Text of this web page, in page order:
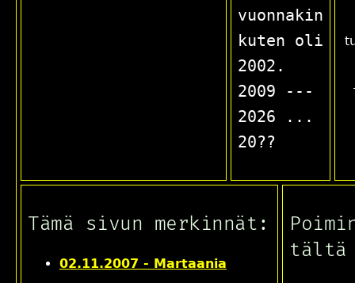
vuonnakin
kuten oli
2002.
2009 ---
2026 ...
20??
Tämä sivun merkinnät:
02.11.2007 - Martaania
tältä